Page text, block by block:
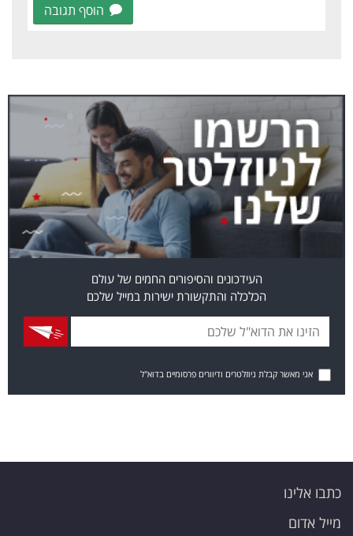
הוסף תגובה
העידכונים והסיפורים החמים של עולם
הכלכלה והתקשורת ישירות במייל שלכם
אני מאשר קבלת ניוזלטרים ודיוורים פרסומיים בדוא"ל
כתבו אלינו
מייל אדום